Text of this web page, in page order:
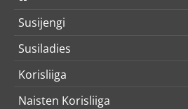
Susijengi
Susiladies
Korisliiga
Naisten Korisliiga